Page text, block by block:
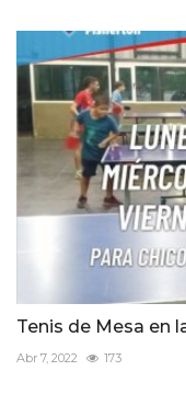
Tenis de Mesa en
Abr 7, 2022 173